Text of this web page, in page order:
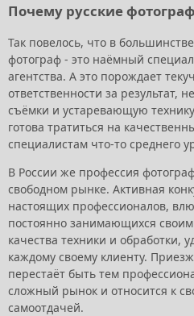
Почему русские
Так повелось, что в
фотограф - это наёмный
агентства. А это порождает
ответственности за результат,
съёмки и устаревающую
готова тратиться на
специалистам что-то среднего
В России же профессия
свободном рынке. Активная
настоящих профессионалов,
постоянно занимающихся
качества техники и обработки,
каждому своему клиенту.
перестаёт быть тем
сложный рынок и относится к
самоотдачей.